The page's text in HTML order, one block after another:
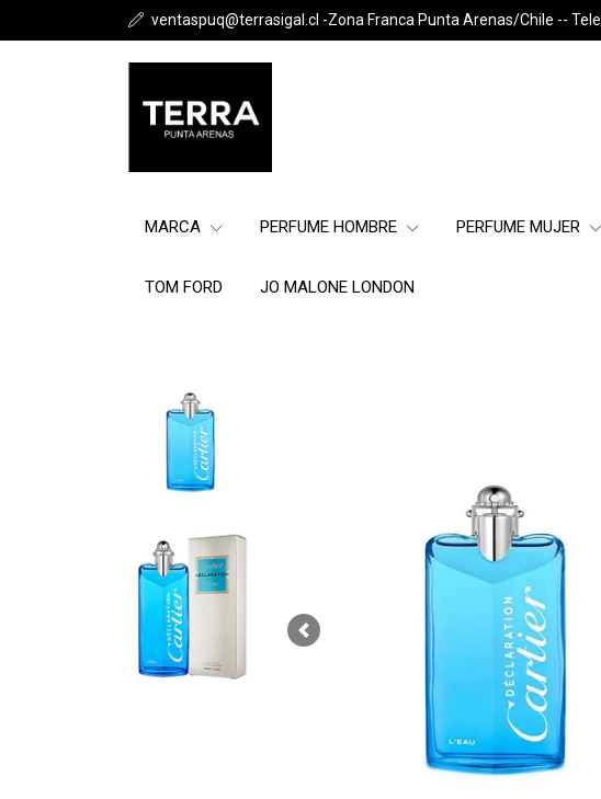
ventaspuq@terrasigal.cl -Zona Franca Punta Arenas/Chile --
MARCA PERFUME HOMBRE PERFUME MUJER
TOM FORD JO MALONE LONDON
Previous